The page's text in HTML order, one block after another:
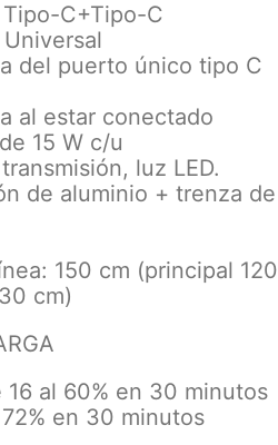
C+Tipo-C
del puerto único tipo C
al estar conectado
15 W c/u
luz LED.
de aluminio + trenza de
150 cm (principal 120
cm)
al 60% en 30 minutos
en 30 minutos